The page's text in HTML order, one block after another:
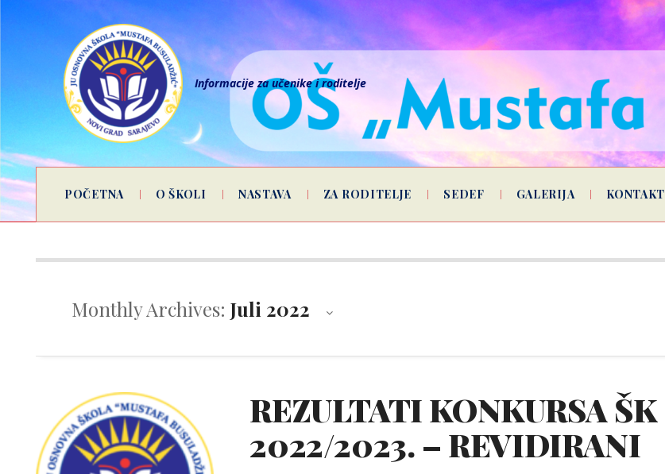
Informacije za učenike i roditelje
POČETNA O ŠKOLI NASTAVA ZA RODITELJE SEDEF GALERIJA KONTAKT
Monthly Archives: Juli 2022
REZULTATI KONKURSA ŠK
2022/2023. – REVIDIRANI